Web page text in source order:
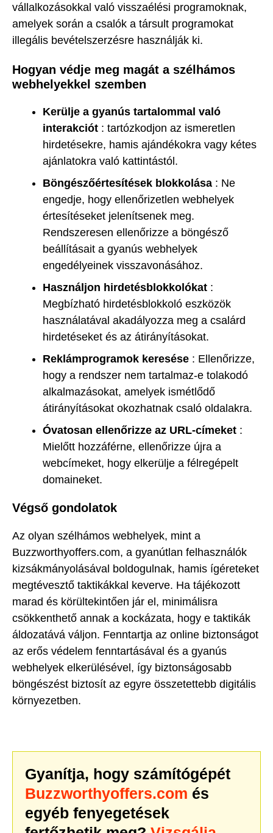
vállalkozásokkal való visszaélési programoknak,
amelyek során a csalók a társult programokat
illegális bevételszerzésre használják ki.
Hogyan védje meg magát a szélhámos
webhelyekkel szemben
Kerülje a gyanús tartalommal való
interakciót : tartózkodjon az ismeretlen
hirdetésekre, hamis ajándékokra vagy kétes
ajánlatokra való kattintástól.
Böngészőértesítések blokkolása : Ne
engedje, hogy ellenőrizetlen webhelyek
értesítéseket jelenítsenek meg.
Rendszeresen ellenőrizze a böngésző
beállításait a gyanús webhelyek
engedélyeinek visszavonásához.
Használjon hirdetésblokkolókat :
Megbízható hirdetésblokkoló eszközök
használatával akadályozza meg a csalárd
hirdetéseket és az átirányításokat.
Reklámprogramok keresése : Ellenőrizze,
hogy a rendszer nem tartalmaz-e tolakodó
alkalmazásokat, amelyek ismétlődő
átirányításokat okozhatnak csaló oldalakra.
Óvatosan ellenőrizze az URL-címeket :
Mielőtt hozzáférne, ellenőrizze újra a
webcímeket, hogy elkerülje a félregépelt
domaineket.
Végső gondolatok
Az olyan szélhámos webhelyek, mint a
Buzzworthyoffers.com, a gyanútlan felhasználók
kizsákmányolásával boldogulnak, hamis ígéreteket
megtévesztő taktikákkal keverve. Ha tájékozott
marad és körültekintően jár el, minimálisra
csökkenthető annak a kockázata, hogy e taktikák
áldozatává váljon. Fenntartja az online biztonságot
az erős védelem fenntartásával és a gyanús
webhelyek elkerülésével, így biztonságosabb
böngészést biztosít az egyre összetettebb digitális
környezetben.
Gyanítja, hogy számítógépét
Buzzworthyoffers.com és
egyéb fenyegetések